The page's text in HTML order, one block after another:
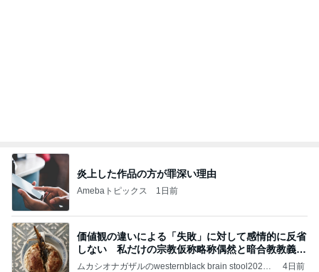
炎上した作品の方が罪深い理由
Amebaトピックス 1日前
価値観の違いによる「失敗」に対して感情的に反省
しない 私だけの宗教仮称略称偶然と暗合教教義候
補
ムカシオナガザルのwesternblack brain stool2024
4日前